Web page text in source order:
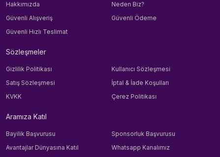
Hakkımızda
Neden Biz?
Güvenli Alışveriş
Güvenli Ödeme
Güvenli Hızlı Teslimat
Sözleşmeler
Gizlilik Politikası
Kullanıcı Sözleşmesi
Satış Sözleşmesi
İptal & İade Koşulları
KVKK
Çerez Politikası
Aramıza Katıl
Bayilik Başvurusu
Sponsorluk Başvurusu
Avantajlar Dünyasına Katıl
Whatsapp Kanalımız